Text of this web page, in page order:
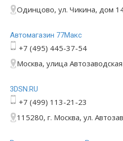
Одинцово, ул. Чикина, дом
Автомагазин 77Макс
+7 (495) 445-37-54
Москва, улица
3DSN.RU
+7 (499) 113-21-23
115280, г. Москва, ул.